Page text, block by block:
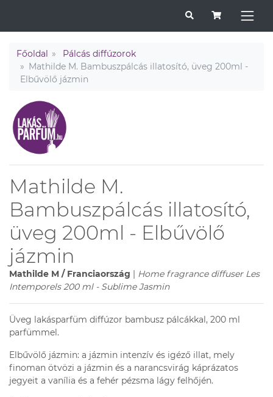
Főoldal
Pálcás diffúzorok
Mathilde M. Bambuszpálcás illatosító, üveg 200ml -
Elbűvölő jázmin
Mathilde M.
Bambuszpálcás illatosító,
üveg 200ml - Elbűvölő
jázmin
Mathilde M / Franciaország | Home fragrance diffuser Les
Intemporels 200 ml - Sublime Jasmin
Üveg lakásparfüm diffúzor bambusz pálcákkal, 200 ml
parfümmel.
Elbűvölő jázmin: a jázmin intenzív és igéző illat, mely
finoman ötvözi a jázmin és a narancsvirág káprázatos
jegyeit a vanília és a fehér pézsma lágy felhőjén.